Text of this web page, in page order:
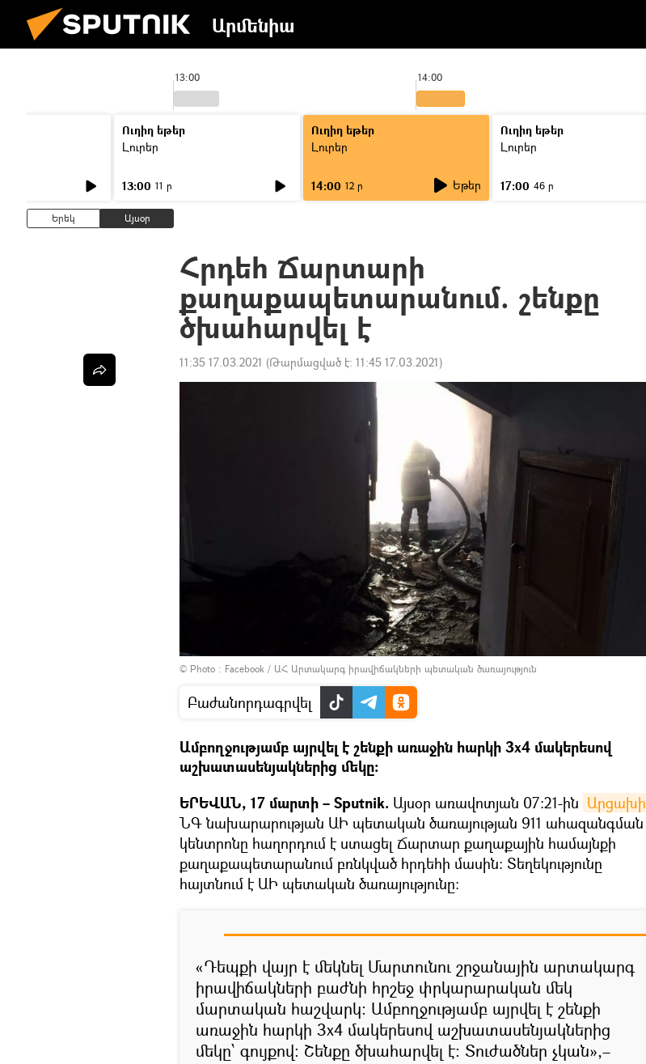
Արմենիա
13:00 14:00
Ուղիղ եթեր
Լուրեր
13:00 11 ր
Ուղիղ եթեր
Լուրեր
14:00 12 ր Եթեր
Ուղիղ եթեր
Լուրեր
17:00 46 ր
Երեկ Այսօր
Հրդեհ Ճարտարի
քաղաքապետարանում. շենքը
ծխահարվել է
11:35 17.03.2021 (Թարմացված է: 11:45 17.03.2021)
© Photo : Facebook / ԱՀ Արտակարգ իրավիճակների պետական ծառայություն
Բաժանորդագրվել
Ամբողջությամբ այրվել է շենքի առաջին հարկի 3x4 մակերեսով
աշխատասենյակներից մեկը։
ԵՐԵՎԱՆ, 17 մարտի – Sputnik. Այսօր առավոտյան 07:21-ին Արցախի
ՆԳ նախարարության ԱԻ պետական ծառայության 911 ահազանգման
կենտրոնը հաղորդում է ստացել Ճարտար քաղաքային համայնքի
քաղաքապետարանում բռնկված հրդեհի մասին: Տեղեկությունը
հայտնում է ԱԻ պետական ծառայությունը։
«Դեպքի վայր է մեկնել Մարտունու շրջանային արտակարգ
իրավիճակների բաժնի հրշեջ փրկարարական մեկ
մարտական հաշվարկ: Ամբողջությամբ այրվել է շենքի
առաջին հարկի 3x4 մակերեսով աշխատասենյակներից
մեկը՝ գույքով: Շենքը ծխահարվել է: Տուժածներ չկան»,–